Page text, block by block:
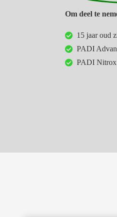
Om deel te
15 jaar oud
PADI
PADI Nitrox